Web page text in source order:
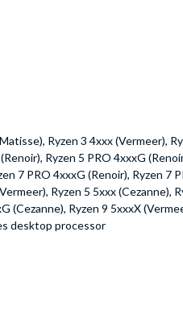
Ryzen 3 4xxx (Vermeer),
Ryzen 5 PRO 4xxxG
7 PRO 4xxxG (Renoir), Ryzen 7
Ryzen 5 5xxx (Cezanne),
(Cezanne), Ryzen 9 5xxxX
desktop processor